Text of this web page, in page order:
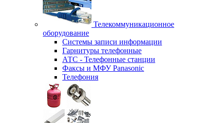
Телекоммуникационное
оборудование
Системы записи информации
Гарнитуры телефонные
АТС - Телефонные станции
Факсы и МФУ Panasonic
Телефония